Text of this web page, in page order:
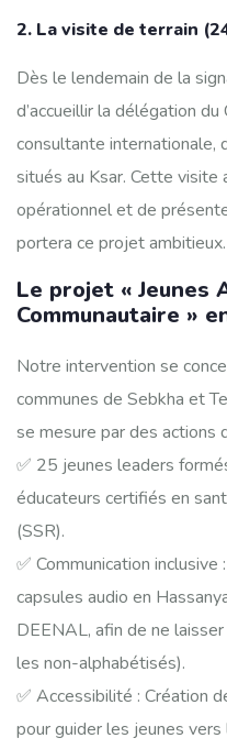
2. La visite de terrain
Dès le lendemain de la
d’accueillir la délégation du
consultante internationale,
situés au Ksar. Cette visite
opérationnel et de
portera ce projet ambitieux.
Le projet « Jeunes
Communautaire »
Notre intervention se
communes de Sebkha et
se mesure par des actions
✅ 25 jeunes leaders
éducateurs certifiés en
(SSR).
✅ Communication
capsules audio en
DEENAL, afin de ne
les non-alphabétisés).
✅ Accessibilité : Création
pour guider les jeunes